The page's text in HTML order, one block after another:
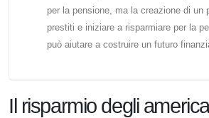
per la pensione, ma la creazione di un
prestiti e iniziare a risparmiare per la
può aiutare a costruire un futuro
Il risparmio degli